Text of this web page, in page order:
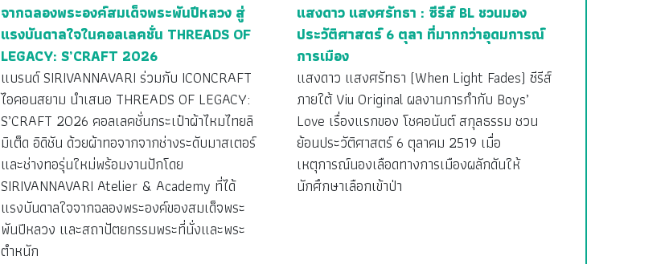
จากฉลองพระองค์สมเด็จพระพันปีหลวง สู่
แรงบันดาลใจในคอลเลคชั่น THREADS OF
LEGACY: S’CRAFT 2026
แบรนด์ SIRIVANNAVARI ร่วมกับ ICONCRAFT
ไอคอนสยาม นำเสนอ THREADS OF LEGACY:
S’CRAFT 2026 คอลเลคชั่นกระเป๋าผ้าไหมไทยลิ
มิเต็ด อิดิชัน ด้วยผ้าทอจากจากช่างระดับมาสเตอร์
และช่างทอรุ่นใหม่พร้อมงานปักโดย
SIRIVANNAVARI Atelier & Academy ที่ได้
แรงบันดาลใจจากฉลองพระองค์ของสมเด็จพระ
พันปีหลวง และสถาปัตยกรรมพระที่นั่งและพระ
ตำหนัก
แสงดาว แสงศรัทธา : ซีรีส์ BL ชวนมอง
ประวัติศาสตร์ 6 ตุลา ที่มากกว่าอุดมการณ์
การเมือง
แสงดาว แสงศรัทธา (When Light Fades) ซีรีส์
ภายใต้ Viu Original ผลงานการกำกับ Boys’
Love เรื่องแรกของ โชคอนันต์ สกุลธรรม ชวน
ย้อนประวัติศาสตร์ 6 ตุลาคม 2519 เมื่อ
เหตุการณ์นองเลือดทางการเมืองผลักดันให้
นักศึกษาเลือกเข้าป่า